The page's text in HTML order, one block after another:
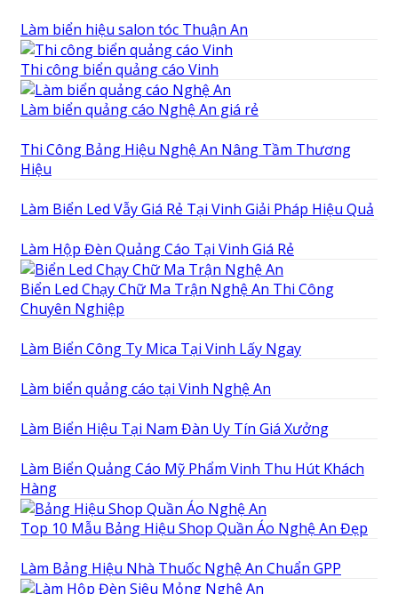
Làm biển hiệu salon tóc Thuận An
Thi công biển quảng cáo Vinh
Làm biển quảng cáo Nghệ An giá rẻ
Thi Công Bảng Hiệu Nghệ An Nâng Tầm Thương
Hiệu
Làm Biển Led Vẫy Giá Rẻ Tại Vinh Giải Pháp Hiệu Quả
Làm Hộp Đèn Quảng Cáo Tại Vinh Giá Rẻ
Biển Led Chạy Chữ Ma Trận Nghệ An Thi Công
Chuyên Nghiệp
Làm Biển Công Ty Mica Tại Vinh Lấy Ngay
Làm biển quảng cáo tại Vinh Nghệ An
Làm Biển Hiệu Tại Nam Đàn Uy Tín Giá Xưởng
Làm Biển Quảng Cáo Mỹ Phẩm Vinh Thu Hút Khách
Hàng
Top 10 Mẫu Bảng Hiệu Shop Quần Áo Nghệ An Đẹp
Làm Bảng Hiệu Nhà Thuốc Nghệ An Chuẩn GPP